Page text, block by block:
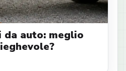
da auto: meglio